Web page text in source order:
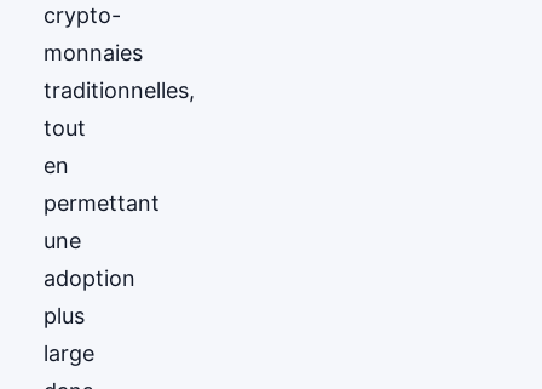
crypto-
monnaies
traditionnelles,
tout
en
permettant
une
adoption
plus
large